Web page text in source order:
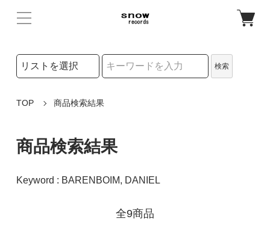
検索リストの選択
検索
TOP 商品検索結果
商品検索結果
Keyword : BARENBOIM, DANIEL
全9商品